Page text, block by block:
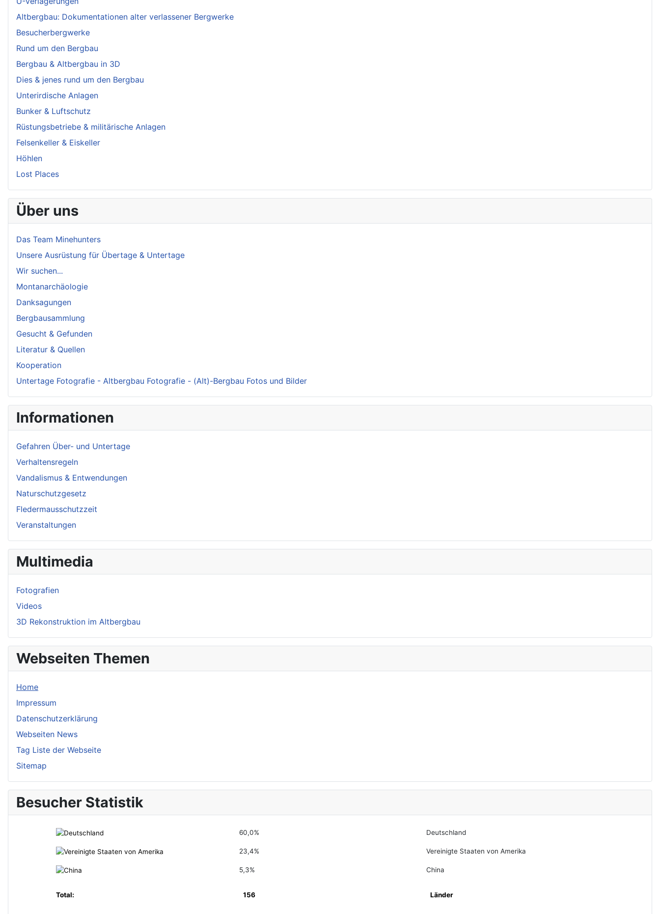
Altbergbau: Dokumentationen alter verlassener Bergwerke
Besucherbergwerke
Rund um den Bergbau
Bergbau & Altbergbau in 3D
Dies & jenes rund um den Bergbau
Unterirdische Anlagen
Bunker & Luftschutz
Rüstungsbetriebe & militärische Anlagen
Felsenkeller & Eiskeller
Höhlen
Lost Places
Über uns
Das Team Minehunters
Unsere Ausrüstung für Übertage & Untertage
Wir suchen...
Montanarchäologie
Danksagungen
Bergbausammlung
Gesucht & Gefunden
Literatur & Quellen
Kooperation
Untertage Fotografie - Altbergbau Fotografie - (Alt)-Bergbau Fotos und Bilder
Informationen
Gefahren Über- und Untertage
Verhaltensregeln
Vandalismus & Entwendungen
Naturschutzgesetz
Fledermausschutzzeit
Veranstaltungen
Multimedia
Fotografien
Videos
3D Rekonstruktion im Altbergbau
Webseiten Themen
Home
Impressum
Datenschutzerklärung
Webseiten News
Tag Liste der Webseite
Sitemap
Besucher Statistik
60,0% Deutschland
23,4% Vereinigte Staaten von Amerika
5,3% China
Total: 156 Länder